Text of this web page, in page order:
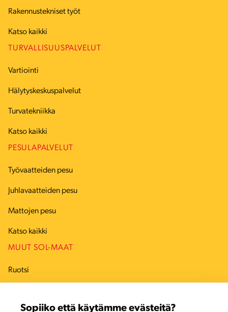
Sopiiko että käytämme evästeitä?
Rakennustekniset työt
Katso kaikki
TURVALLISUUSPALVELUT
Vartiointi
Hälytyskeskuspalvelut
Turvatekniikka
Katso kaikki
PESULAPALVELUT
Työvaatteiden pesu
Juhlavaatteiden pesu
Mattojen pesu
Katso kaikki
MUUT SOL-MAAT
Ruotsi